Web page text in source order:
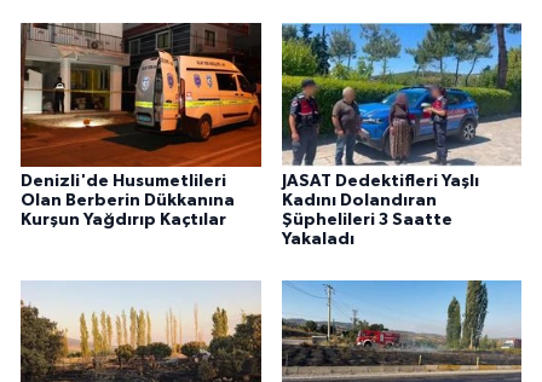
Denizli'de Husumetlileri
Olan Berberin Dükkanına
Kurşun Yağdırıp Kaçtılar
JASAT Dedektifleri Yaşlı
Kadını Dolandıran
Şüphelileri 3 Saatte
Yakaladı